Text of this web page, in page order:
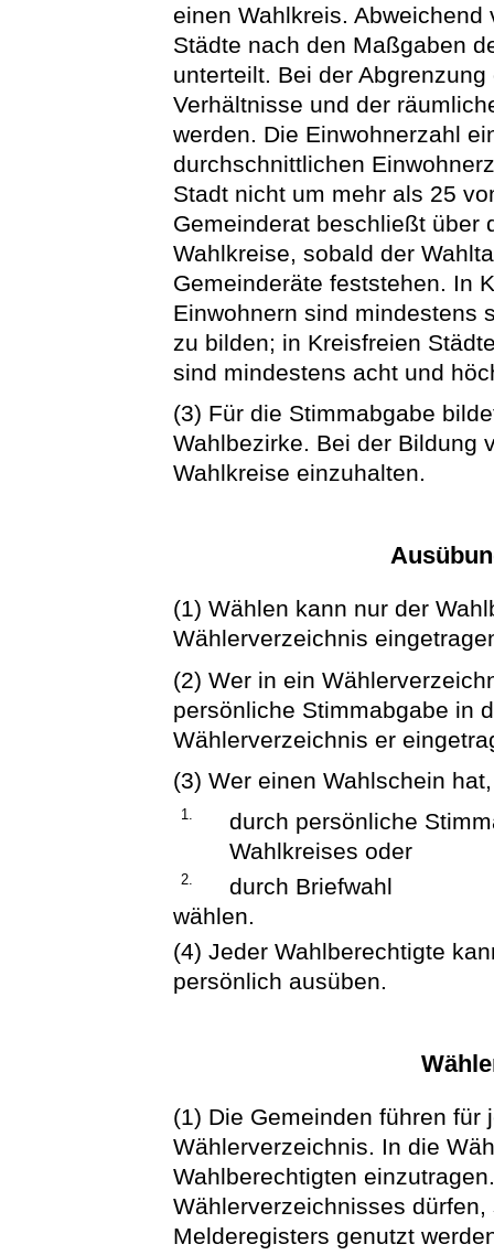
einen Wahlkreis.
Städte nach den Maßgaben
unterteilt. Bei der
Verhältnisse und der
werden. Die Einwohnerzahl
durchschnittlichen
Stadt nicht um mehr als 25
Gemeinderat beschließt über
Wahlkreise, sobald der
Gemeinderäte feststehen. In
Einwohnern sind mindestens
zu bilden; in Kreisfreien
sind mindestens acht und
(3) Für die Stimmabgabe
Wahlbezirke. Bei der Bildung
Wahlkreise einzuhalten.
(1) Wählen kann nur der
Wählerverzeichnis
(2) Wer in ein
persönliche Stimmabgabe in
Wählerverzeichnis er
(3) Wer einen Wahlschein
1.
durch persönliche
Wahlkreises oder
2.
durch Briefwahl
wählen.
(4) Jeder Wahlberechtigte
persönlich ausüben.
(1) Die Gemeinden führen für
Wählerverzeichnis. In die
Wahlberechtigten
Wählerverzeichnisses
Melderegisters genutzt